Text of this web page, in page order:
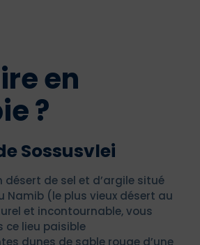
en
?
Sossusvlei
désert de sel et d’argile situé
Namib (le plus vieux désert au
et incontournable, vous
ce lieu paisible
dunes de sable rouge d’une